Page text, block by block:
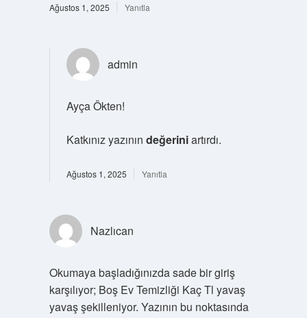
Ağustos 1, 2025 Yanıtla
admin
Ayça Ökten!
Katkınız yazının değeriniartırdı.
Ağustos 1, 2025 Yanıtla
Nazlıcan
Okumaya başladığınızda sade bir giriş
karşılıyor; Boş Ev Temizliği Kaç Tl yavaş
yavaş şekilleniyor. Yazının bu noktasında